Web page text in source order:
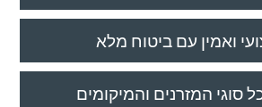
ואמין עם ביטוח מלא
סוגי המזרנים והמיקומים